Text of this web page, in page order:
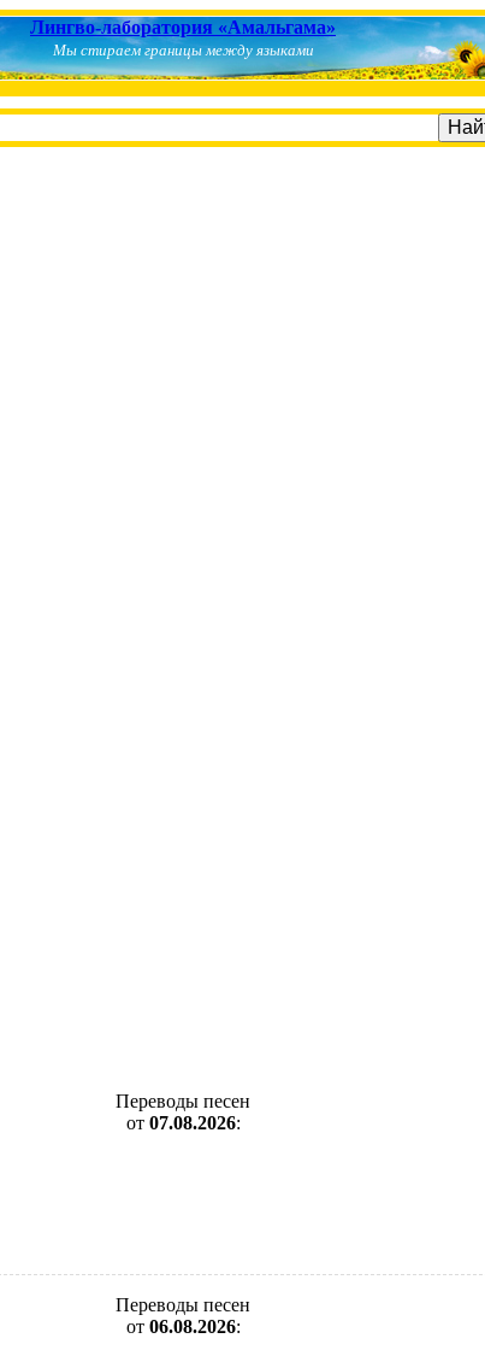
Лингво-лаборатория «Амальгама»
Мы стираем границы между языками
Переводы песен
от 07.08.2026:
Переводы песен
от 06.08.2026: